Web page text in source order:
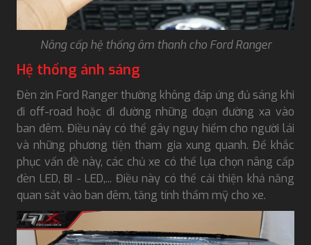
Nâng cấp hệ thống âm thanh cho Ford Ranger
Hệ thống ánh sáng
Đèn zin Ford Ranger thường không đáp ứng đủ sáng khi
đi off-road hoặc đi đường những đoạn đường xa vào
ban đêm. Điều này có thể gây nguy hiểm cho người lái
và những phương tiện tham gia xung quanh. Để khắc
phục vấn đề này, các chủ xe có thể lựa chọn nâng cấp
đèn LED, BI - LED,... Điều này có thể cải thiện khả năng
quan sát vào ban đêm, tăng tính thẩm mỹ cho xe.